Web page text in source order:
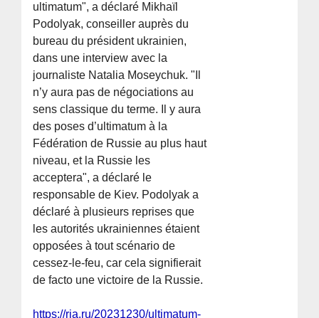
ultimatum", a déclaré Mikhaïl
Podolyak, conseiller auprès du
bureau du président ukrainien,
dans une interview avec la
journaliste Natalia Moseychuk. "Il
n’y aura pas de négociations au
sens classique du terme. Il y aura
des poses d’ultimatum à la
Fédération de Russie au plus haut
niveau, et la Russie les
acceptera", a déclaré le
responsable de Kiev. Podolyak a
déclaré à plusieurs reprises que
les autorités ukrainiennes étaient
opposées à tout scénario de
cessez-le-feu, car cela signifierait
de facto une victoire de la Russie.
https://ria.ru/20231230/ultimatum-